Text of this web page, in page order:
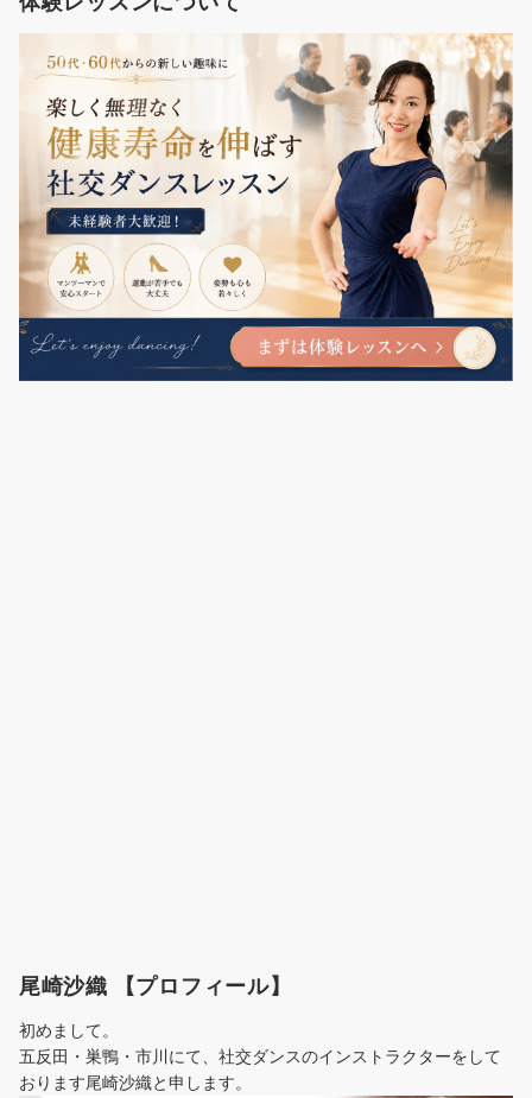
尾崎沙織 【プロフィール】
初めまして。
五反田・巣鴨・市川にて、社交ダンスのインストラクターをして
おります尾崎沙織と申します。